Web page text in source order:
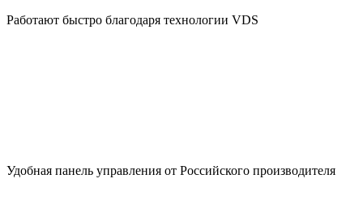
Работают быстро благодаря технологии VDS
Удобная панель управления от Российского производителя